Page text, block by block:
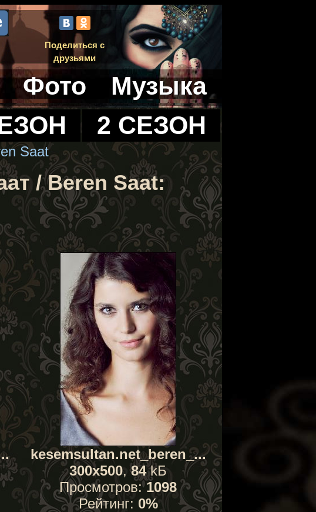
Поделиться с
друзьями
Фото
Музыка
2 СЕЗОН
Saat
/ Beren Saat:
kesemsultan.net_beren_...
300x500,84kБ
Просмотров:1098
Рейтинг: 0%